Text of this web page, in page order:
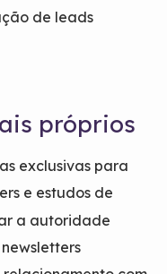
de leads
próprios
exclusivas para
e estudos de
a autoridade